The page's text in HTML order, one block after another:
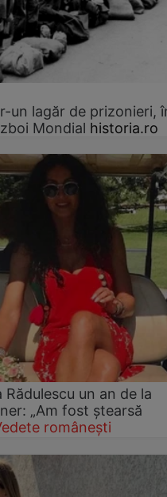
un lagăr de prizonieri,
Mondial historia.ro
un an de la
„Am fost ștearsă
românești